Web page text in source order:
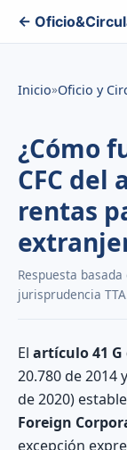
←
Inicio»Oficio y
¿Cómo
CFC del
rentas
Respuesta
jurisprudencia
El artículo 41 G
20.780 de 2014
de 2020)
Foreign
excepción